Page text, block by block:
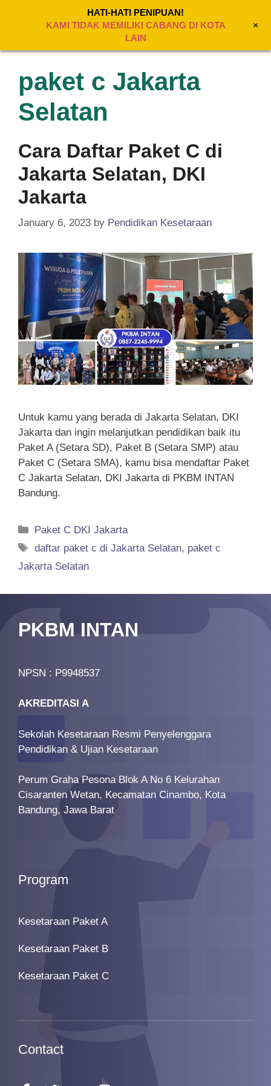
paket c Jakarta
Selatan
Cara Daftar Paket C di
Jakarta Selatan, DKI
Jakarta
January 6, 2023 by Pendidikan Kesetaraan
Untuk kamu yang berada di Jakarta Selatan, DKI
Jakarta dan ingin melanjutkan pendidikan baik itu
Paket A (Setara SD), Paket B (Setara SMP) atau
Paket C (Setara SMA), kamu bisa mendaftar Paket
C Jakarta Selatan, DKI Jakarta di PKBM INTAN
Bandung.
Categories
Paket C DKI Jakarta
Tags
daftar paket c di Jakarta Selatan, paket c
Jakarta Selatan
PKBM INTAN
NPSN : P9948537
AKREDITASI A
Sekolah Kesetaraan Resmi Penyelenggara
Pendidikan & Ujian Kesetaraan
Perum Graha Pesona Blok A No 6 Kelurahan
Cisaranten Wetan, Kecamatan Cinambo, Kota
Bandung, Jawa Barat
Program
Kesetaraan Paket A
Kesetaraan Paket B
Kesetaraan Paket C
Contact
HATI-HATI PENIPUAN!
KAMI TIDAK MEMILIKI CABANG DI KOTA
LAIN
+